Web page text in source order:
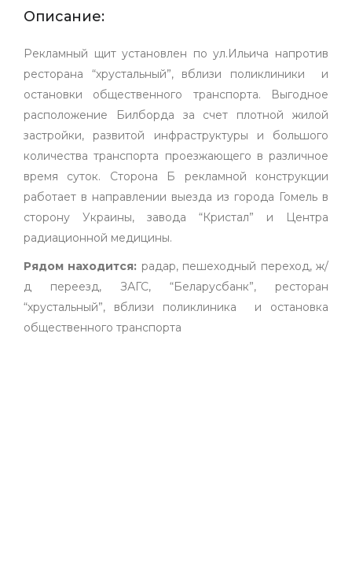
Описание:
Рекламный щит установлен по ул.Ильича напротив
ресторана “хрустальный”, вблизи поликлиники и
остановки общественного транспорта. Выгодное
расположение Билборда за счет плотной жилой
застройки, развитой инфраструктуры и большого
количества транспорта проезжающего в различное
время суток. Сторона Б рекламной конструкции
работает в направлении выезда из города Гомель в
сторону Украины, завода “Кристал” и Центра
радиационной медицины.
Рядом находится: радар, пешеходный переход, ж/
д переезд, ЗАГС, “Беларусбанк”, ресторан
“хрустальный”, вблизи поликлиника и остановка
общественного транспорта